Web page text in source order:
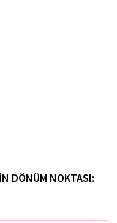
DÖNÜM NOKTASI: